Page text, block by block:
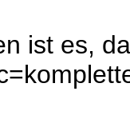
ist es,